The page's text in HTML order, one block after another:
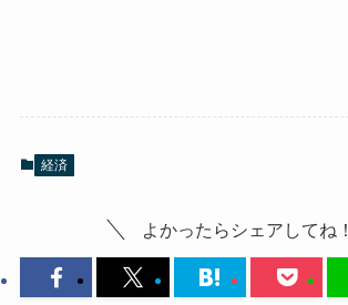
経済
よかったらシェアしてね！